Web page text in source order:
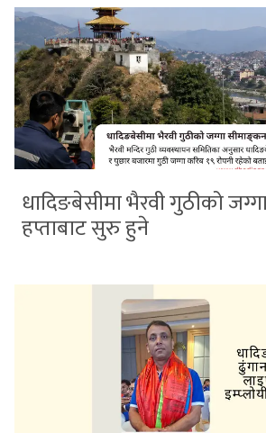
धादिङबेसीमा भैरवी गुठीको
हप्ताबाट सुरु हुने